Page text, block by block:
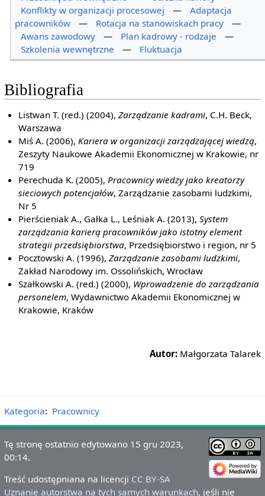
Konflikty w organizacji procesowej
—
Adaptacja
pracowników
— Rotacja na stanowiskach pracy
—
Awans zawodowy
— Plan kadrowy - rodzaje
—
Szkolenia wewnętrzne
— Fluktuacja
Bibliografia
Listwan T. (red.) (2004),Zarządzanie kadrami, C.H. Beck,
Warszawa
Miś A. (2006), Kariera w organizacji zarządzającej wiedzą,
Zeszyty Naukowe Akademii Ekonomicznej w Krakowie, nr
719
Perechuda K. (2005), Pracownicy wiedzy jako kreatorzy
sieciowych potencjałów, Zarządzanie zasobami ludzkimi,
Nr 5
Pierścieniak A., Gałka L., Leśniak A. (2013),System
zarządzania karierą pracowników jako istotny element
strategii przedsiębiorstwa, Przedsiębiorstwo i region, nr 5
Pocztowski A. (1996),Zarządzanie zasobami ludzkimi,
Zakład Narodowy im. Ossolińskich, Wrocław
Szałkowski A. (red.) (2000), Wprowadzenie do zarządzania
personelem, Wydawnictwo Akademii Ekonomicznej w
Krakowie, Kraków
Autor: Małgorzata Talarek
Kategoria: Pracownicy
Tę stronę ostatnio edytowano 15 gru 2023,
00:14.
Treść udostępniana na licencji CC BY-SA
Uznanie autorstwa na tych samych warunkach, jeśli nie